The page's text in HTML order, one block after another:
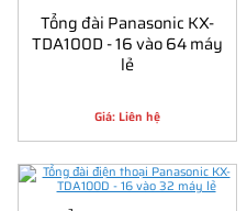
Tổng đài Panasonic KX-
TDA100D - 16 vào 64 máy
lẻ
Giá: Liên hệ